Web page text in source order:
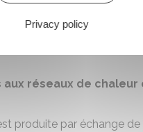
chauffage ou de
réseaux de chaleur
produite par échange de
Privacy policy